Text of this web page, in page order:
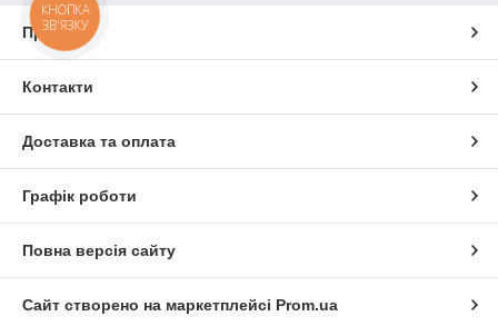
Про нас
Контакти
Доставка та оплата
Графік роботи
Повна версія сайту
Сайт створено на маркетплейсі Prom.ua
КНОПКА
ЗВ'ЯЗКУ